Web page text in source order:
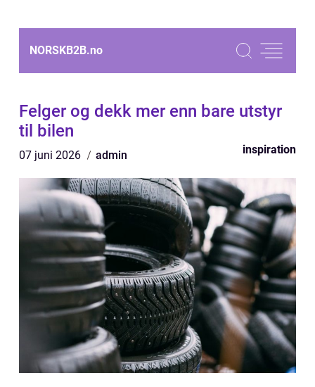
NORSKB2B.no
Felger og dekk mer enn bare utstyr
til bilen
07 juni 2026 admin inspiration